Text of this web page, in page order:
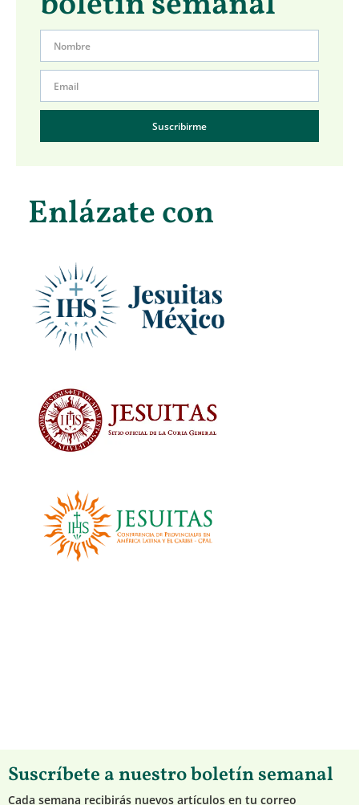
Suscribirme
Enlázate con
Suscríbete a nuestro boletín semanal
Cada semana recibirás nuevos artículos en tu correo